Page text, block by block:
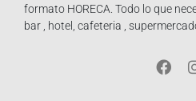
formato HORECA. Todo lo que
bar , hotel, cafeteria ,